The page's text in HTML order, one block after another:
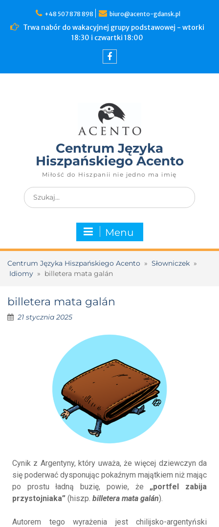
+48 507 878 898 biuro@acento-gdansk.pl
Trwa nabór do wakacyjnej grupy podstawowej - wtorki
18:30 i czwartki 18:00
Centrum Języka
Hiszpańskiego Acento
Miłość do Hiszpanii nie jedno ma imię
Menu
Centrum Języka Hiszpańskiego Acento » Słowniczek »
Idiomy » billetera mata galán
billetera mata galán
21 stycznia 2025
Cynik z Argentyny, który uważa, że więcej dziewczyn da
się poderwać dysponując pokaźnym majątkiem niż mając
po prostu ładną buzię, powie, że „portfel zabija
przystojniaka” (hiszp. billetera mata galán).
Autorem tego wyrażenia jest chilijsko-argentyński